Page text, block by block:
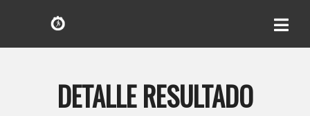
DETALLE RESULTADO